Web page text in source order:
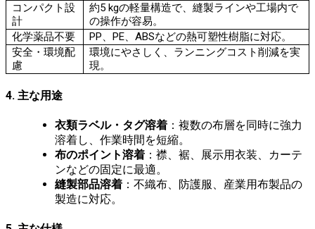
コンパクト設
計
約5 kgの軽量構造で、縫製ラインや工場内で
の操作が容易。
化学薬品不要
PP、PE、ABSなどの熱可塑性樹脂に対応。
安全・環境配
慮
環境にやさしく、ランニングコスト削減を実
現。
4. 主な用途
衣類ラベル・タグ溶着 ：複数の布層を同時に強力
溶着し、作業時間を短縮。
布のポイント溶着 ：襟、裾、展示用衣装、カーテ
ンなどの固定に最適。
縫製部品溶着 ：不織布、防護服、産業用布製品の
製造に対応。